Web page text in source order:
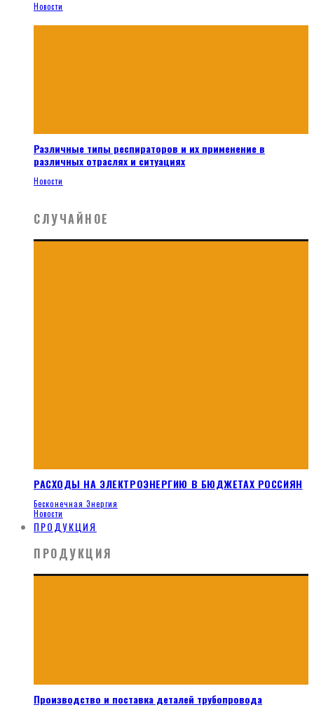
Новости
Различные типы респираторов и их применение в
различных отраслях и ситуациях
Новости
СЛУЧАЙНОЕ
РАСХОДЫ НА ЭЛЕКТРОЭНЕРГИЮ В БЮДЖЕТАХ РОССИЯН
Бесконечная Энергия
Новости
ПРОДУКЦИЯ
ПРОДУКЦИЯ
Производство и поставка деталей трубопровода